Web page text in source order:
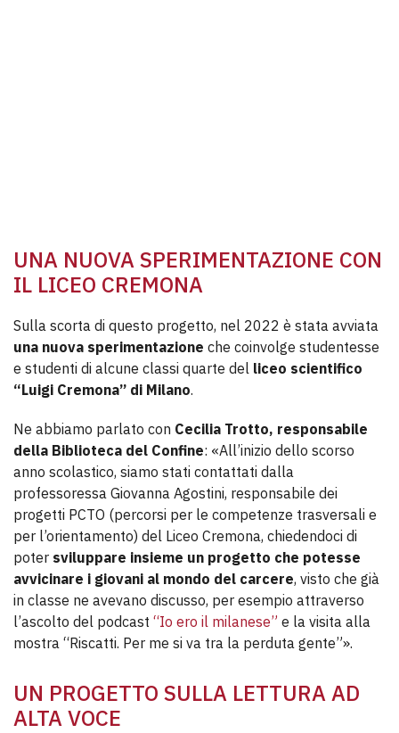
UNA NUOVA SPERIMENTAZIONE CON
IL LICEO CREMONA
Sulla scorta di questo progetto, nel 2022 è stata avviata
una nuova sperimentazione che coinvolge studentesse
e studenti di alcune classi quarte del liceo scientifico
“Luigi Cremona” di Milano.
Ne abbiamo parlato con Cecilia Trotto, responsabile
della Biblioteca del Confine: «All’inizio dello scorso
anno scolastico, siamo stati contattati dalla
professoressa Giovanna Agostini, responsabile dei
progetti PCTO (percorsi per le competenze trasversali e
per l’orientamento) del Liceo Cremona, chiedendoci di
poter sviluppare insieme un progetto che potesse
avvicinare i giovani al mondo del carcere, visto che già
in classe ne avevano discusso, per esempio attraverso
l’ascolto del podcast “Io ero il milanese” e la visita alla
mostra “Riscatti. Per me si va tra la perduta gente”».
UN PROGETTO SULLA LETTURA AD
ALTA VOCE